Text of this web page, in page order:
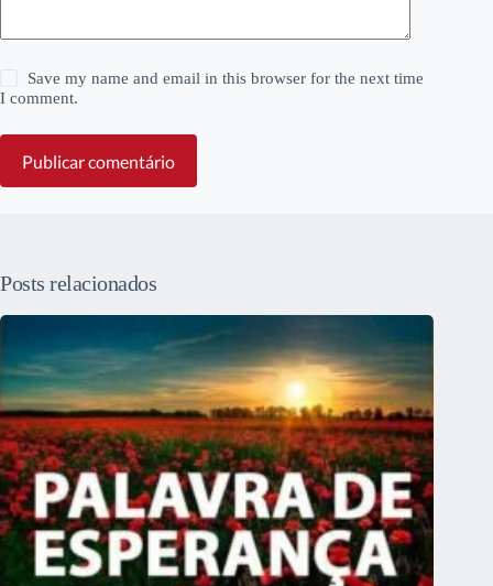
Save my name and email in this browser for the next time
I comment.
Publicar comentário
Posts relacionados